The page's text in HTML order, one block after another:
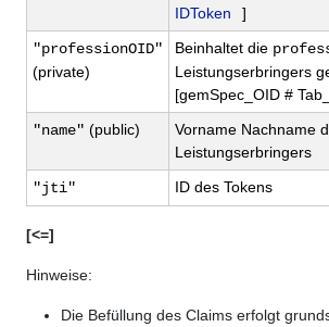
IDToken
]
"professionOID"
(private)
Beinhaltet die
Leistungserbringers
[gemSpec_OID #
"name" (public)
Vorname Nachname
Leistungserbringers
"jti" ID des Tokens
[<=]
Hinweise:
Die Befüllung des Claims erfolgt